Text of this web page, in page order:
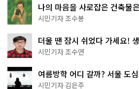
나의 마음을 사로잡은 건축물
상작 공개!
시민기자 조수봉
더울 땐 잠시 쉬었다 가세요!
·무더위쉼터까지
시민기자 조수연
여름방학 어디 갈까? 서울 도
추천
시민기자 김은주